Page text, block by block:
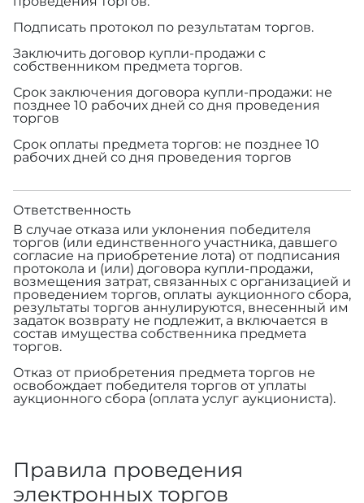
Подписать протокол по результатам торгов.
Заключить договор купли-продажи с
собственником предмета торгов.
Срок заключения договора купли-продажи: не
позднее 10 рабочих дней со дня проведения
торгов
Срок оплаты предмета торгов: не позднее 10
рабочих дней со дня проведения торгов
Ответственность
В случае отказа или уклонения победителя
торгов (или единственного участника, давшего
согласие на приобретение лота) от подписания
протокола и (или) договора купли-продажи,
возмещения затрат, связанных с организацией и
проведением торгов, оплаты аукционного сбора,
результаты торгов аннулируются, внесенный им
задаток возврату не подлежит, а включается в
состав имущества собственника предмета
торгов.
Отказ от приобретения предмета торгов не
освобождает победителя торгов от уплаты
аукционного сбора (оплата услуг аукциониста).
Правила проведения
электронных торгов